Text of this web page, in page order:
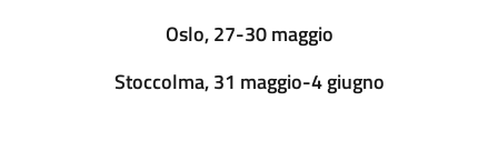
Oslo, 27-30 maggio
Stoccolma, 31 maggio-4 giugno